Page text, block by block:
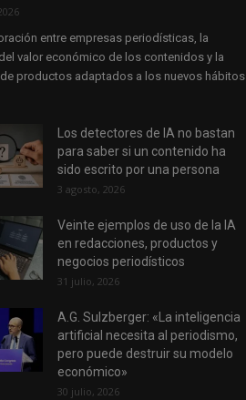
entre empresas periodísticas, la
valor económico de los contenidos y la
productos adaptados a los nuevos hábitos
Los detectores de IA no bastan
para saber si un contenido ha
sido escrito por una persona
3 agosto, 2026
Veinte ejemplos de uso de la IA
en redacciones, productos y
negocios periodísticos
31 julio, 2026
A.G. Sulzberger: «La inteligencia
artificial necesita al periodismo,
pero puede destruir su modelo
económico»
30 julio, 2026